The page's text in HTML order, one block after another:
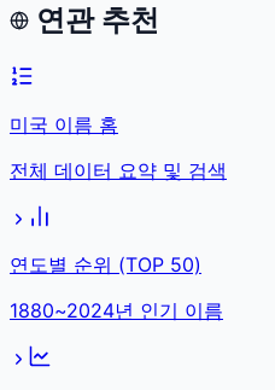
연관 추천
미국 이름 홈
전체 데이터 요약 및 검색
연도별 순위 (TOP 50)
1880~2024년 인기 이름